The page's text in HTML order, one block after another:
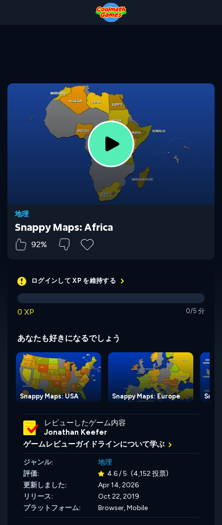
地理
Snappy Maps: Africa
92%
ログインして XP を維持する
0 XP 0/5 分
あなたも好きになるでしょう
Snappy Maps: USA Snappy Maps: Europe
レビューしたゲーム内容
Jonathan Keefer
ゲームレビューガイドラインについて学ぶ
ジャンル:
地理
評価:
4.6 / 5 (4,152 投票)
更新しました:
Apr 14, 2026
リリース:
Oct 22, 2019
プラットフォーム:
Browser, Mobile